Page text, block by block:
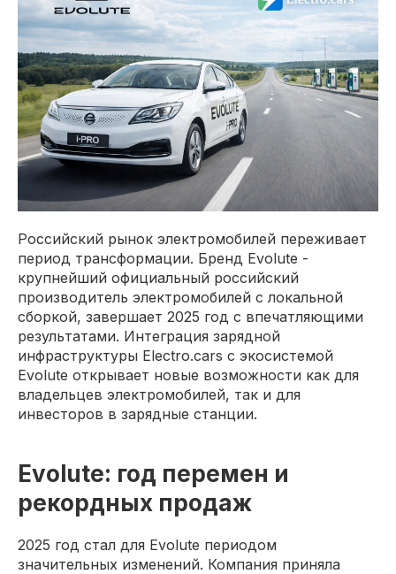
Российский рынок электромобилей переживает
период трансформации. Бренд Evolute -
крупнейший официальный российский
производитель электромобилей с локальной
сборкой, завершает 2025 год с впечатляющими
результатами. Интеграция зарядной
инфраструктуры Electro.cars с экосистемой
Evolute открывает новые возможности как для
владельцев электромобилей, так и для
инвесторов в зарядные станции.
Evolute: год перемен и
рекордных продаж
2025 год стал для Evolute периодом
значительных изменений. Компания приняла